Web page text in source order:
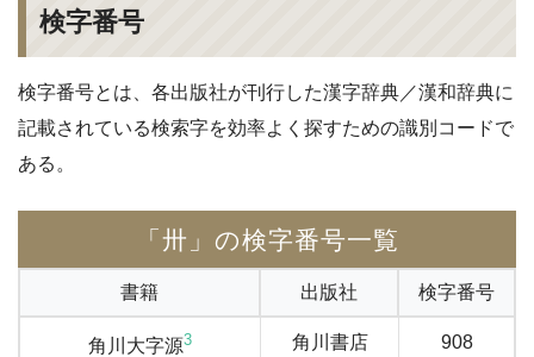
検字番号
検字番号とは、各出版社が刊行した漢字辞典／漢和辞典に
記載されている検索字を効率よく探すための識別コードで
ある。
「卅」の検字番号一覧
書籍 出版社 検字番号
角川大字源3 角川書店 908